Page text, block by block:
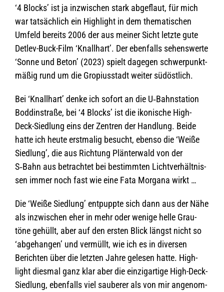
‘4 Blocks’ ist ja inzwi­schen stark abge­flaut, für mich
war tat­säch­lich ein High­light in dem the­ma­ti­schen
Umfeld bereits 2006 der aus mei­ner Sicht letzte gute
Det­lev-Buck-Film ‘Knall­hart’. Der eben­falls sehens­werte
‘Sonne und Beton’ (2023) spielt dage­gen schwer­punkt­
mä­ßig rund um die Gro­pi­us­stadt wei­ter südöstlich.
Bei ‘Knall­hart’ denke ich sofort an die U‑Bahnstation
Bodd­in­straße, bei ‘4 Blocks’ ist die iko­ni­sche High-
Deck-Sied­lung eins der Zen­tren der Hand­lung. Beide
hatte ich heute erst­ma­lig besucht, ebenso die ‘Weiße
Sied­lung’, die aus Rich­tung Plän­ter­wald von der
S‑Bahn aus betrach­tet bei bestimm­ten Licht­ver­hält­nis­
sen immer noch fast wie eine Fata Mor­gana wirkt …
Die ‘Weiße Sied­lung’ ent­puppte sich dann aus der Nähe
als inzwi­schen eher in mehr oder wenige helle Grau­
töne gehüllt, aber auf den ers­ten Blick längst nicht so
‘abge­han­gen’ und ver­müllt, wie ich es in diver­sen
Berich­ten über die letz­ten Jahre gele­sen hatte. High­
light dies­mal ganz klar aber die ein­zig­ar­tige High-Deck-
Sied­lung, eben­falls viel sau­be­rer als von mir ange­nom­